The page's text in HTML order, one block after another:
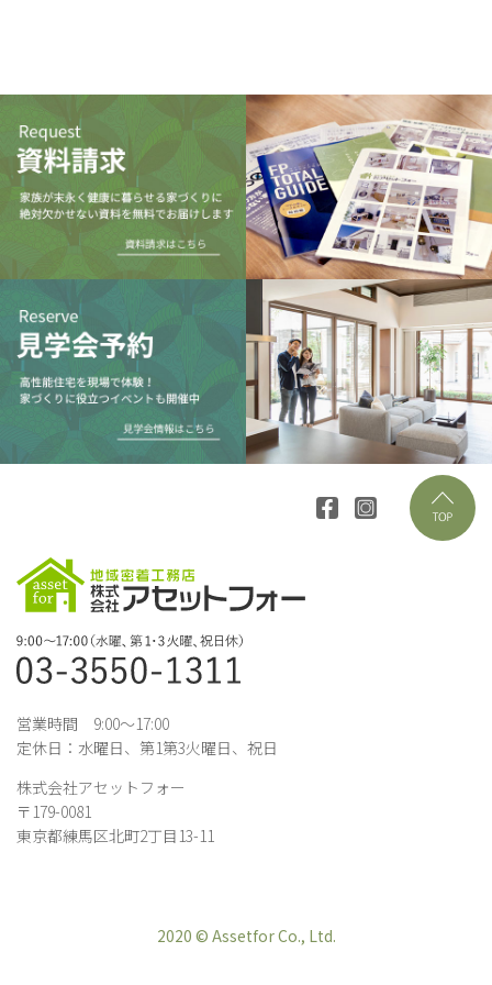
営業時間 9:00～17:00
定休日：水曜日、第1第3火曜日、祝日
株式会社アセットフォー
〒179-0081
東京都練馬区北町2丁目13-11
2020 © Assetfor Co., Ltd.